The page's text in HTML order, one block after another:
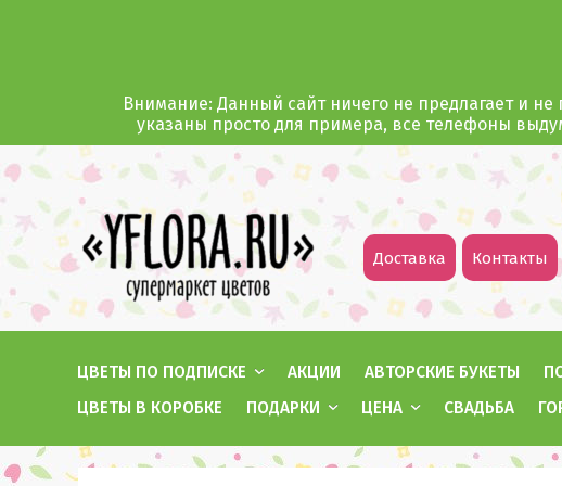
Внимание: Данный сайт ничего не предлагает и
указаны просто для примера, все телефоны
Доставка Контакты
ЦВЕТЫ ПО ПОДПИСКЕ АКЦИИ АВТОРСКИЕ БУКЕТЫ
ЦВЕТЫ В КОРОБКЕ
ПОДАРКИ ЦЕНА СВАДЬБА